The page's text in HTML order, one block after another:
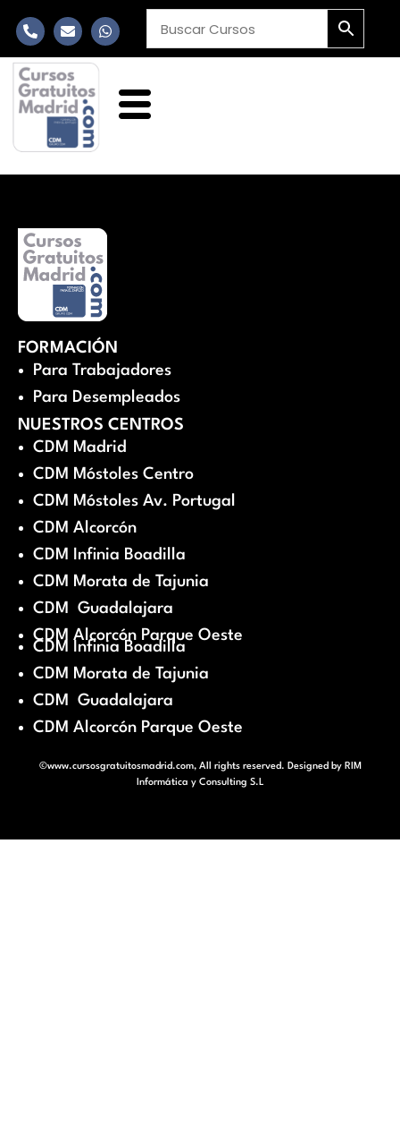
FORMACIÓN
Para Trabajadores
Para Desempleados
NUESTROS CENTROS
CDM Madrid
CDM Móstoles Centro
CDM Móstoles Av. Portugal
CDM Alcorcón
CDM Infinia Boadilla
CDM Morata de Tajunia
CDM Guadalajara
CDM Alcorcón Parque Oeste
CDM Infinia Boadilla
CDM Morata de Tajunia
CDM Guadalajara
CDM Alcorcón Parque Oeste
©www.cursosgratuitosmadrid.com, All rights reserved. Designed by RIM
Informática y Consulting S.L